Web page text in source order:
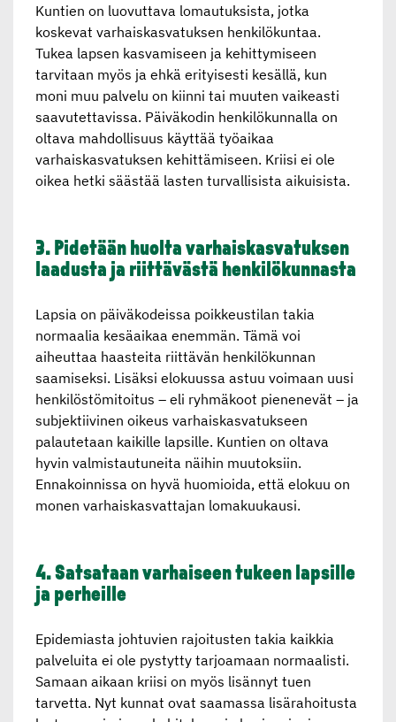
Kuntien on luovuttava lomautuksista, jotka
koskevat varhaiskasvatuksen henkilökuntaa.
Tukea lapsen kasvamiseen ja kehittymiseen
tarvitaan myös ja ehkä erityisesti kesällä, kun
moni muu palvelu on kiinni tai muuten vaikeasti
saavutettavissa. Päiväkodin henkilökunnalla on
oltava mahdollisuus käyttää työaikaa
varhaiskasvatuksen kehittämiseen. Kriisi ei ole
oikea hetki säästää lasten turvallisista aikuisista.
3. Pidetään huolta varhais­kas­va­tuksen
laadusta ja riittävästä henkilö­kun­nasta
Lapsia on päiväkodeissa poikkeustilan takia
normaalia kesäaikaa enemmän. Tämä voi
aiheuttaa haasteita riittävän henkilökunnan
saamiseksi. Lisäksi elokuussa astuu voimaan uusi
henkilöstömitoitus – eli ryhmäkoot pienenevät – ja
subjektiivinen oikeus varhaiskasvatukseen
palautetaan kaikille lapsille. Kuntien on oltava
hyvin valmistautuneita näihin muutoksiin.
Ennakoinnissa on hyvä huomioida, että elokuu on
monen varhaiskasvattajan lomakuukausi.
4. Satsataan varhaiseen tukeen lapsille
ja perheille
Epidemiasta johtuvien rajoitusten takia kaikkia
palveluita ei ole pystytty tarjoamaan normaalisti.
Samaan aikaan kriisi on myös lisännyt tuen
tarvetta. Nyt kunnat ovat saamassa lisärahoitusta